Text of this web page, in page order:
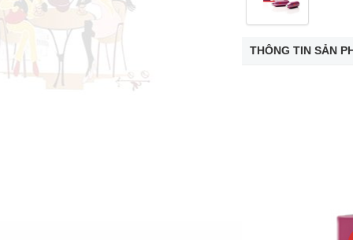
THÔNG TIN SẢN